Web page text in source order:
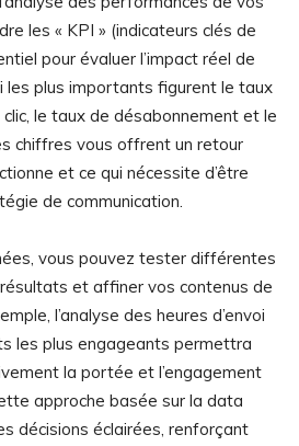
les « KPI » (indicateurs clés de
pour évaluer l’impact réel de
les plus importants figurent le taux
le taux de désabonnement et le
chiffres vous offrent un retour
et ce qui nécessite d’être
de communication.
vous pouvez tester différentes
et affiner vos contenus de
l’analyse des heures d’envoi
les plus engageants permettra
la portée et l’engagement
approche basée sur la data
décisions éclairées, renforçant